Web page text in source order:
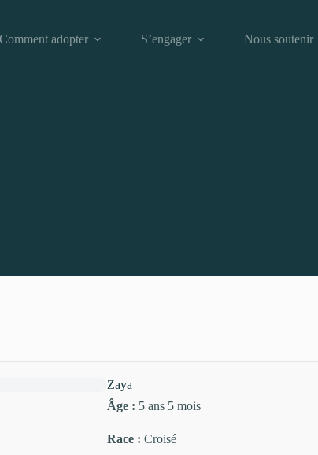
Comment adopter S’engager Nous soutenir
Zaya
Âge : 5 ans 5 mois
Race : Croisé